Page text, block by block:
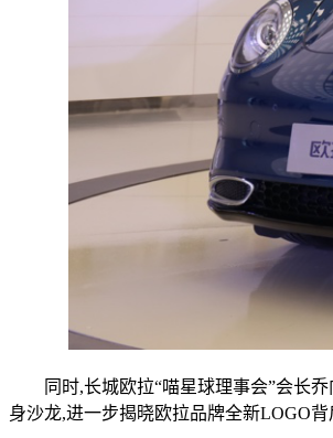
同时,长城欧拉“喵星球理事会”会长乔
身沙龙,进一步揭晓欧拉品牌全新LOGO